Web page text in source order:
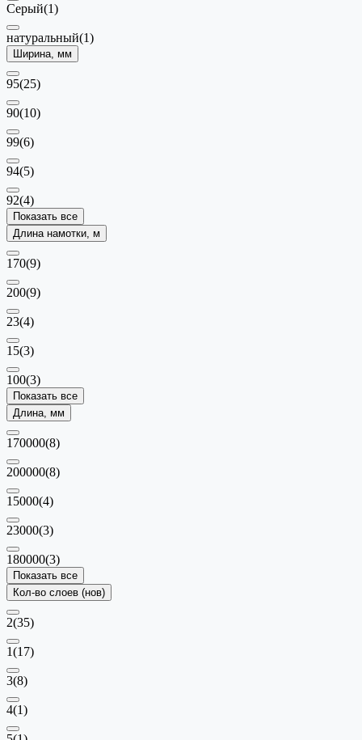
Серый(1)
натуральный(1)
Ширина, мм
95(25)
90(10)
99(6)
94(5)
92(4)
Показать все
Длина намотки, м
170(9)
200(9)
23(4)
15(3)
100(3)
Показать все
Длина, мм
170000(8)
200000(8)
15000(4)
23000(3)
180000(3)
Показать все
Кол-во слоев (нов)
2(35)
1(17)
3(8)
4(1)